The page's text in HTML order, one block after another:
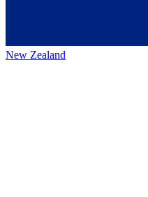
New Zealand